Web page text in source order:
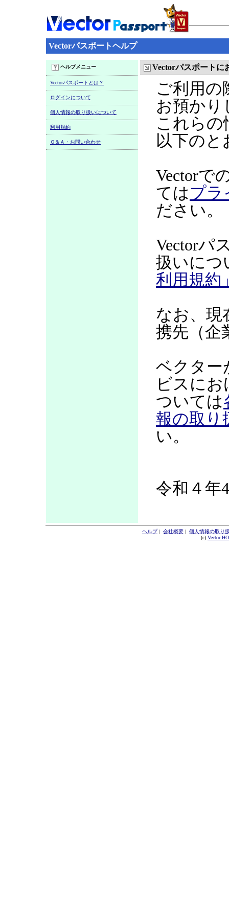
Vectorパスポートヘルプ
ヘルプメニュー
Vectorパスポートとは？
ログインについて
個人情報の取り扱いについて
利用規約
Ｑ＆Ａ・お問い合わせ
Vectorパスポートに
ご利用の
お預かり
これらの
以下のと
Vectorで
てはプラ
ださい。
Vectorパ
扱いにつ
利用規約
なお、現
携先（企
ベクター
ビスに
ついては
報の取り
い。
令和４年
ヘルプ| 会社概要 | 個人情報の取り
(c) Vector